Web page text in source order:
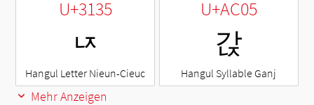
U+3135
ㄵ
Hangul Letter Nieun-Cieuc
U+AC05
갅
Hangul Syllable Ganj
Mehr Anzeigen